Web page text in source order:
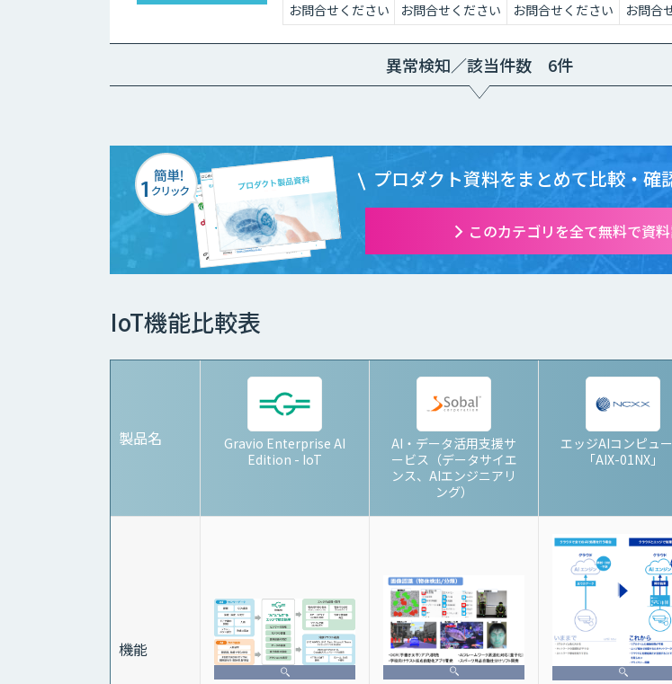
お問合せください お問合せください お問合せください お問合
異常検知／該当件数 6件
プロダクト資料をまとめて比較・確
このカテゴリを全て無料で資
IoT機能比較表
製品名
Gravio Enterprise AI
Edition - IoT
AI・データ活用支援サ
ービス（データサイエ
ンス、AIエンジニアリ
ング）
エッジAIコンピュ
「AIX-01NX」
機能